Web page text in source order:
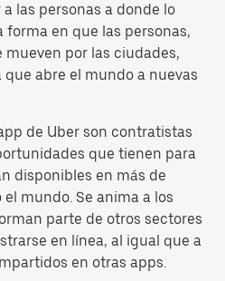
las personas a donde lo
forma en que las personas,
mueven por las ciudades,
abre el mundo a nuevas
de Uber son contratistas
que tienen para
disponibles en más de
mundo. Se anima a los
parte de otros sectores
en línea, al igual que a
en otras apps.